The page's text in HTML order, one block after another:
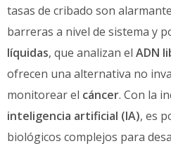
tasas de cribado son
barreras a nivel de sistema y
líquidas, que analizan el ADN
ofrecen una alternativa no
monitorear el cáncer. Con la
inteligencia artificial (IA), es
biológicos complejos para